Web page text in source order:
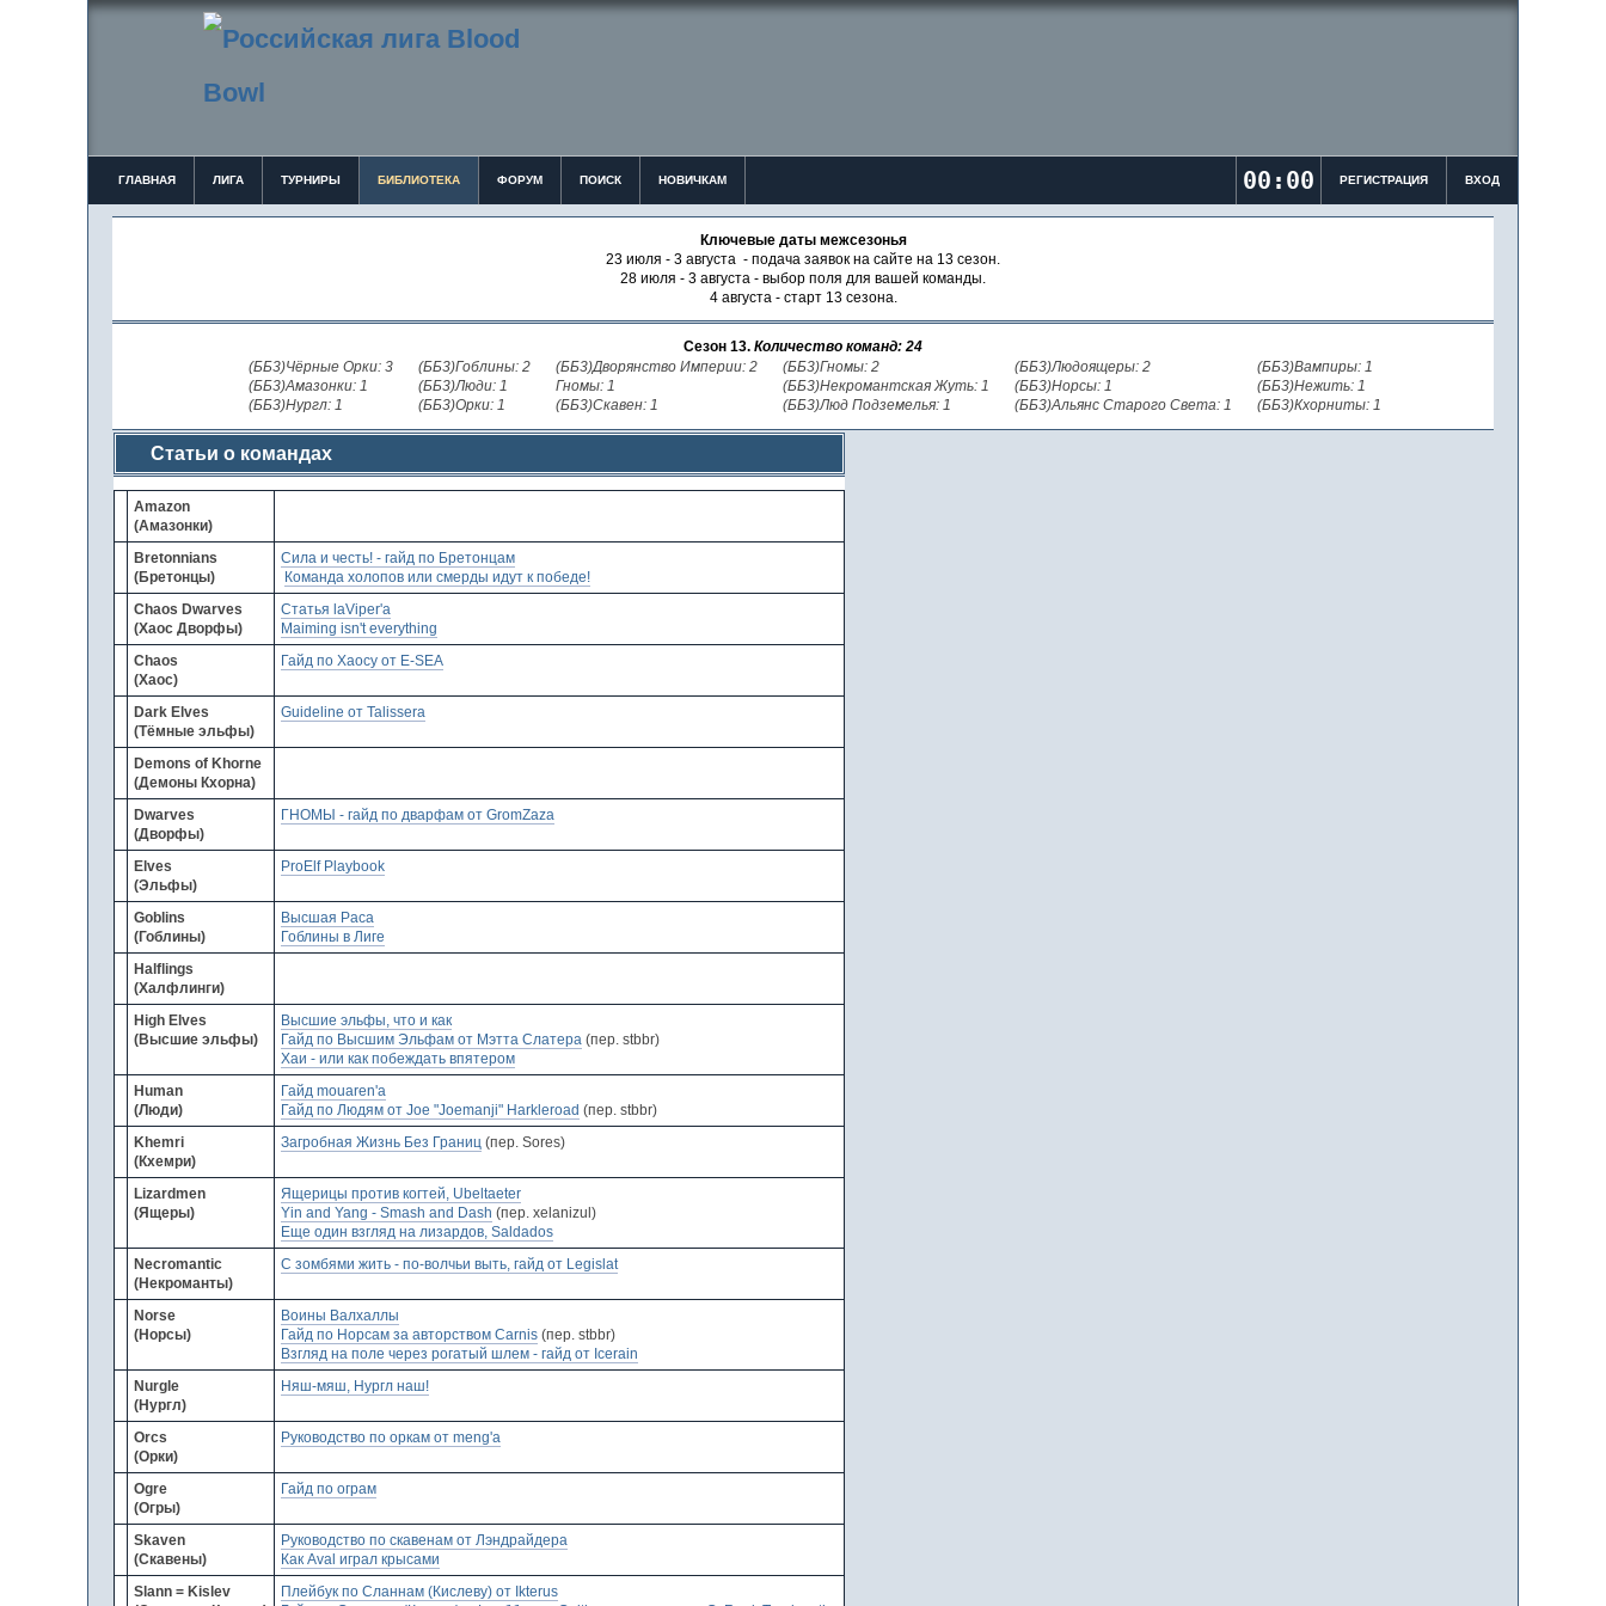
ГЛАВНАЯ ЛИГА ТУРНИРЫ БИБЛИОТЕКА ФОРУМ ПОИСК НОВИЧКАМ 00:00 РЕГИСТРАЦИЯ ВХОД
Ключевые даты межсезонья
23 июля - 3 августа - подача заявок на сайте на 13 сезон.
28 июля - 3 августа - выбор поля для вашей команды.
4 августа - старт 13 сезона.
Сезон 13. Количество команд: 24
(ББ3)Чёрные Орки: 3
(ББ3)Амазонки: 1
(ББ3)Нургл: 1
(ББ3)Гоблины: 2
(ББ3)Люди: 1
(ББ3)Орки: 1
(ББ3)Дворянство Империи: 2
Гномы: 1
(ББ3)Скавен: 1
(ББ3)Гномы: 2
(ББ3)Некромантская Жуть: 1
(ББ3)Люд Подземелья: 1
(ББ3)Людоящеры: 2
(ББ3)Норсы: 1
(ББ3)Альянс Старого Света: 1
(ББ3)Вампиры: 1
(ББ3)Нежить: 1
(ББ3)Кхорниты: 1
Статьи о командах
Amazon
(Амазонки)
Bretonnians
(Бретонцы)
Сила и честь! - гайд по Бретонцам
Команда холопов или смерды идут к победе!
Chaos Dwarves
(Хаос Дворфы)
Статья laViper'a
Maiming isn't everything
Chaos
(Хаос)
Гайд по Хаосу от E-SEA
Dark Elves
(Тёмные эльфы)
Guideline от Talissera
Demons of Khorne
(Демоны Кхорна)
Dwarves
(Дворфы)
ГНОМЫ - гайд по дварфам от GromZaza
Elves
(Эльфы)
ProElf Playbook
Goblins
(Гоблины)
Высшая Раса
Гоблины в Лиге
Halflings
(Халфлинги)
High Elves
(Высшие эльфы)
Высшие эльфы, что и как
Гайд по Высшим Эльфам от Мэтта Слатера(пер. stbbr)
Хаи - или как побеждать впятером
Human
(Люди)
Гайд mouaren'a
Гайд по Людям от Joe "Joemanji" Harkleroad (пер. stbbr)
Khemri
(Кхемри)
Загробная Жизнь Без Границ(пер. Sores)
Lizardmen
(Ящеры)
Ящерицы против когтей, Ubeltaeter
Yin and Yang - Smash and Dash (пер. xelanizul)
Еще один взгляд на лизардов, Saldados
Necromantic
(Некроманты)
С зомбями жить - по-волчьи выть, гайд от Legislat
Norse
(Норсы)
Воины Валхаллы
Гайд по Норсам за авторством Carnis(пер. stbbr)
Взгляд на поле через рогатый шлем - гайд от Icerain
Nurgle
(Нургл)
Няш-мяш, Нургл наш!
Orcs
(Орки)
Руководство по оркам от meng'а
Ogre
(Огры)
Гайд по ограм
Skaven
(Скавены)
Руководство по скавенам от Лэндрайдера
Как Aval играл крысами
Slann = Kislev
Плейбук по Сланнам (Кислеву) от Ikterus